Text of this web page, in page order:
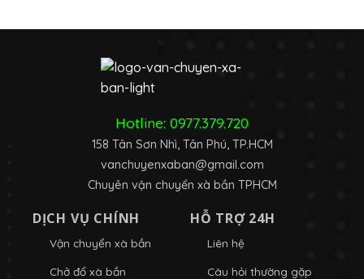
Hotline: 0977.379.720
158 Tân Sơn Nhì, Tân Phú, TP.HCM
vanchuyenxaban@gmail.com
Chuyên vận chuyển xà bần TPHCM
DỊCH VỤ CHÍNH
Vận chuyển xà bần
Chở đổ xà bần
HỖ TRỢ 24H
Liên hệ
Câu hỏi thường gặp